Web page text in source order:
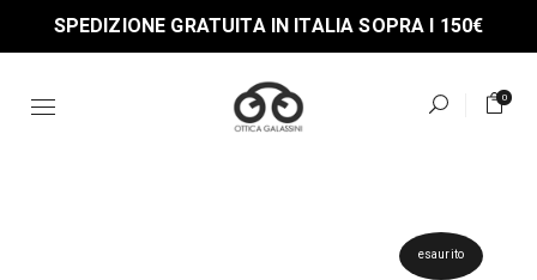
the
SPEDIZIONE GRATUITA IN ITALIA SOPRA I 150€
0
esaurito